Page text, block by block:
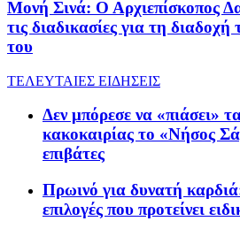
Μονή Σινά: Ο Αρχιεπίσκοπος
τις διαδικασίες για τη
του
ΤΕΛΕΥΤΑΙΕΣ ΕΙΔΗΣΕΙΣ
Δεν μπόρεσε να «πιάσει»
κακοκαιρίας το «Νήσος
επιβάτες
Πρωινό για δυνατή
επιλογές που προτείνει